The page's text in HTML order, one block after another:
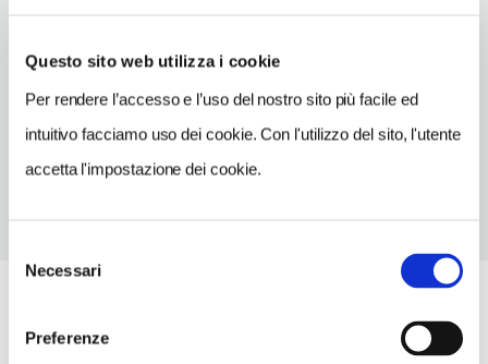
Questo sito web utilizza i cookie
Per rendere l’accesso e l’uso del nostro sito più facile ed
intuitivo facciamo uso dei cookie. Con l'utilizzo del sito, l'utente
accetta l'impostazione dei cookie.
delNecessari
Preferenze
villinocorsini@bibliotechediroma.it
TELEFONO
0645460691